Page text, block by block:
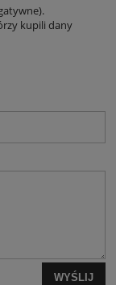
kupili dany
WYŚLIJ